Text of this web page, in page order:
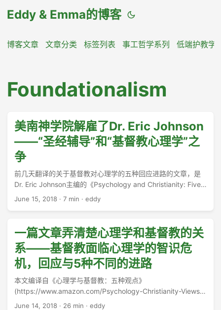
Eddy & Emma的博客
博客文章 文章分类 标签列表 事工哲学系列 低端护教学
Foundationalism
美南神学院解雇了Dr. Eric Johnson
——“圣经辅导”和“基督教心理学”之
争
前几天翻译的关于基督教对心理学的五种回应进路的文章，是
Dr. Eric Johnson主编的《Psychology and Christianity: Five
Views》的导言的一部分。 ...
June 15, 2018 · 7 min · eddy
一篇文章弄清楚心理学和基督教的关
系——基督教面临心理学的智识危
机，回应与5种不同的进路
本文编译自《心理学与基督教：五种观点》
(https://www.amazon.com/Psychology-Christianity-Views-
Spectrum-Multiview/dp/0830828486) 。 这篇综述写的非常
June 14, 2018 · 26 min · eddy